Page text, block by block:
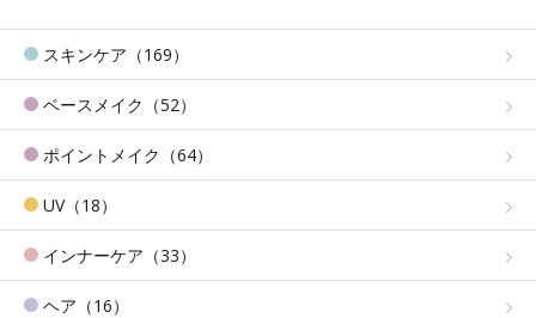
スキンケア（169）
ベースメイク（52）
ポイントメイク（64）
UV（18）
インナーケア（33）
ヘア（16）